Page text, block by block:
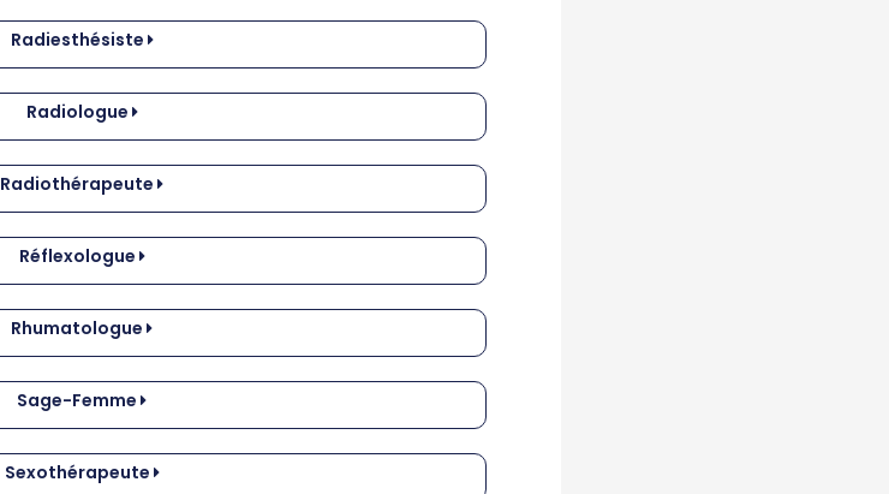
Radiesthésiste
Radiologue
Radiothérapeute
Réflexologue
Rhumatologue
Sage-Femme
Sexothérapeute